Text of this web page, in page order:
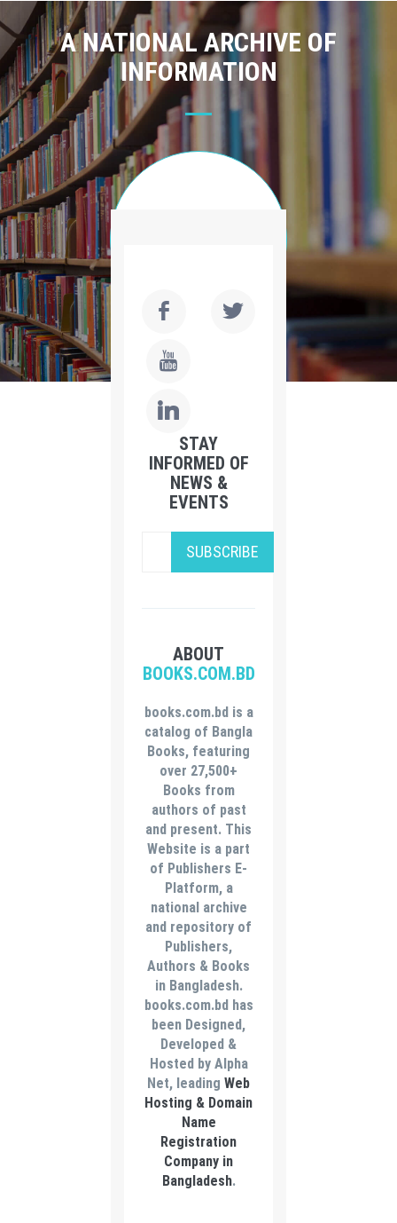
A NATIONAL ARCHIVE OF
INFORMATION
STAY
INFORMED OF
NEWS &
EVENTS
SUBSCRIBE
ABOUT
BOOKS.COM.BD
books.com.bd is a
catalog of Bangla
Books, featuring
over 27,500+
Books from
authors of past
and present. This
Website is a part
of Publishers E-
Platform, a
national archive
and repository of
Publishers,
Authors & Books
in Bangladesh.
books.com.bd has
been Designed,
Developed &
Hosted by Alpha
Net, leading Web
Hosting & Domain
Name
Registration
Company in
Bangladesh.